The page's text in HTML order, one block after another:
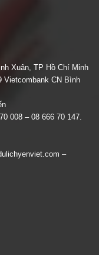
Xuân, TP Hồ Chí Minh
Vietcombank CN Bình
008 – 08 666 70 147.
–